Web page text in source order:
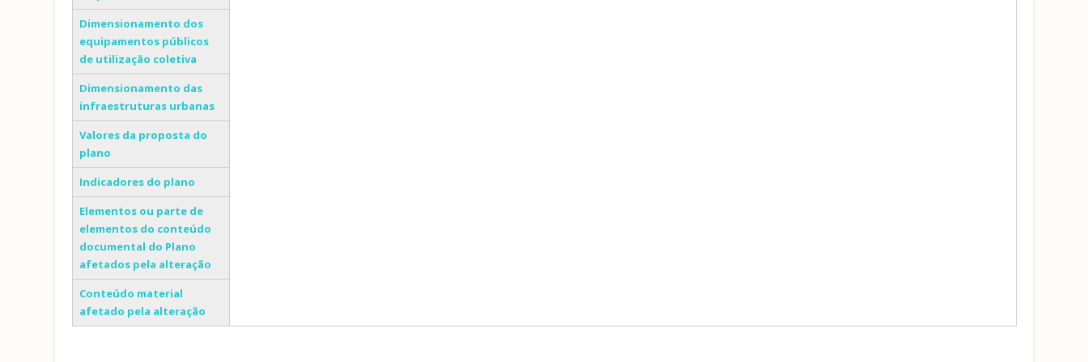
Dimensionamento dos
equipamentos públicos
de utilização coletiva
Dimensionamento das
infraestruturas urbanas
Valores da proposta do
plano
Indicadores do plano
Elementos ou parte de
elementos do conteúdo
documental do Plano
afetados pela alteração
Conteúdo material
afetado pela alteração